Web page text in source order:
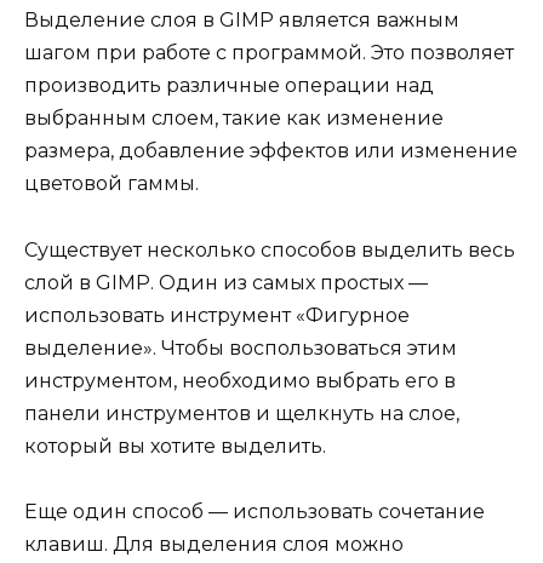
Выделение слоя в GIMP является важным
шагом при работе с программой. Это позволяет
производить различные операции над
выбранным слоем, такие как изменение
размера, добавление эффектов или изменение
цветовой гаммы.
Существует несколько способов выделить весь
слой в GIMP. Один из самых простых —
использовать инструмент «Фигурное
выделение». Чтобы воспользоваться этим
инструментом, необходимо выбрать его в
панели инструментов и щелкнуть на слое,
который вы хотите выделить.
Еще один способ — использовать сочетание
клавиш. Для выделения слоя можно